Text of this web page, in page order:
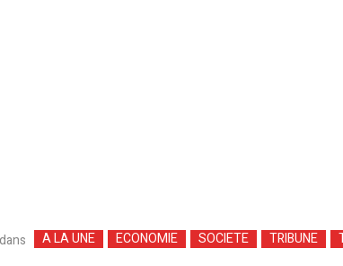
dans A LA UNE ECONOMIE SOCIETE TRIBUNE